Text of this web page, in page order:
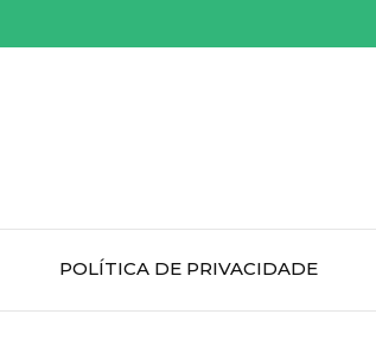
POLÍTICA DE PRIVACIDADE